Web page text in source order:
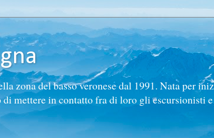
zona del basso veronese dal 1991. Nata per
mettere in contatto fra di loro gli escursionisti